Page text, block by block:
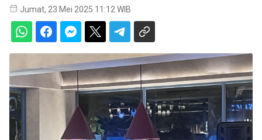
Jumat, 23 Mei 2025 11:12 WIB